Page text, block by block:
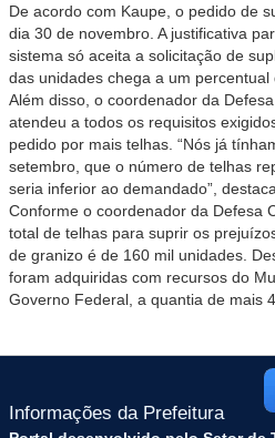
De acordo com Kaupe, o pedido de
dia 30 de novembro. A justificativa
sistema só aceita a solicitação de
das unidades chega a um percentual
Além disso, o coordenador da
atendeu a todos os requisitos
pedido por mais telhas. “Nós já
setembro, que o número de telhas
seria inferior ao demandado”,
Conforme o coordenador da Defesa
total de telhas para suprir os
de granizo é de 160 mil unidades.
foram adquiridas com recursos do
Governo Federal, a quantia de mais
Informações da Prefeitura